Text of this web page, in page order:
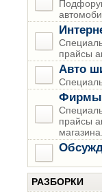
прайсы
Авто
Фирмы
прайсы
магазина.
РАЗБОРКИ